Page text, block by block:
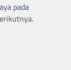
pada